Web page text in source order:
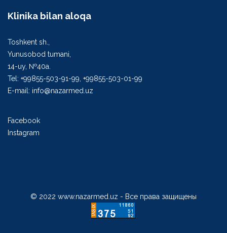
Klinika bilan aloqa
Toshkent sh.,
Yunusobod tumani,
14-uy, №40а.
Tel: +99855-503-91-99, +99855-503-01-99
E-mail: info@nazarmed.uz
Facebook
Instagram
© 2022 www.nazarmed.uz - Все права защищены